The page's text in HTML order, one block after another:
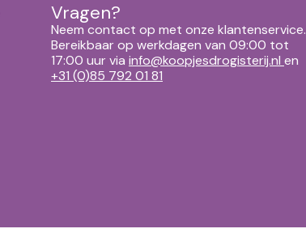
Vragen?
Neem contact op met onze klantenservice.
Bereikbaar op werkdagen van 09:00 tot
17:00 uur via info@koopjesdrogisterij.nl en
+31 (0)85 792 01 81